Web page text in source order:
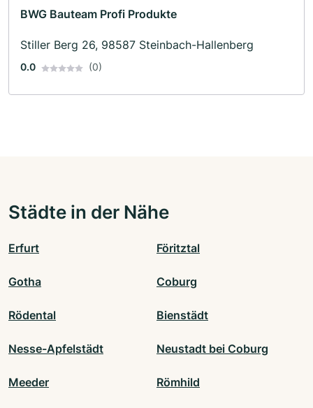
BWG Bauteam Profi Produkte
Stiller Berg 26, 98587 Steinbach-Hallenberg
0.0 (0)
Städte in der Nähe
Erfurt Föritztal
Gotha Coburg
Rödental Bienstädt
Nesse-Apfelstädt Neustadt bei Coburg
Meeder Römhild